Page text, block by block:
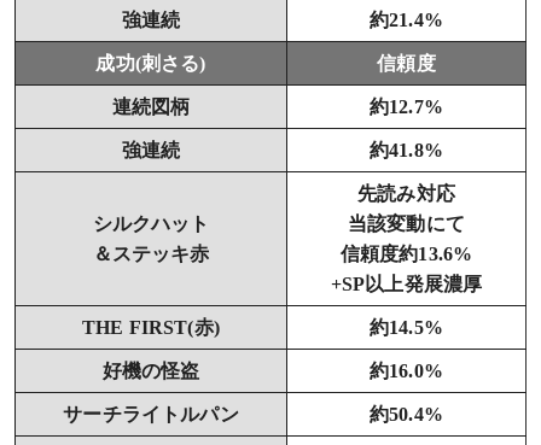
強連続 約21.4%
成功(刺さる) 信頼度
連続図柄 約12.7%
強連続 約41.8%
シルクハット
＆ステッキ赤
先読み対応
当該変動にて
信頼度約13.6%
+SP以上発展濃厚
THE FIRST(赤) 約14.5%
好機の怪盗 約16.0%
サーチライトルパン 約50.4%